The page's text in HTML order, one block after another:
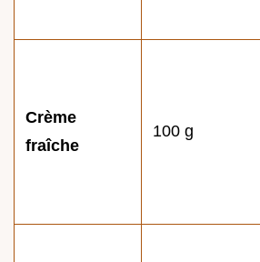
Crème
fraîche
100 g